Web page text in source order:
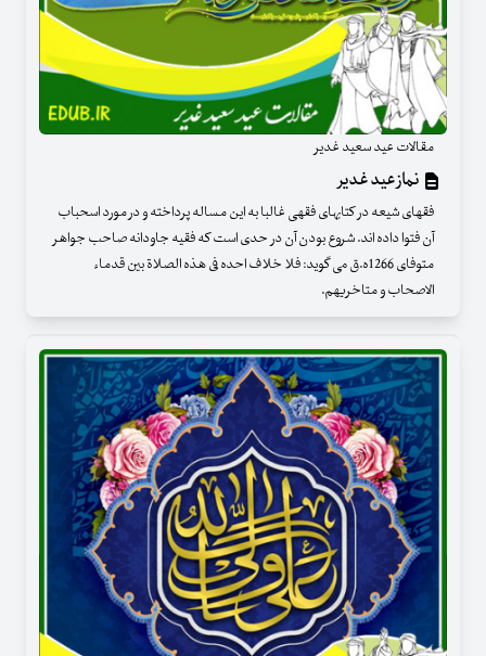
مقالات عید سعید غدیر
نماز عید غدیر
فقهای شیعه در کتابهای فقهی غالبا به این مساله پرداخته و در مورد اسحباب
آن فتوا داده اند. شروع بودن آن در حدی است که فقیه جاودانه صاحب جواهر
متوفای 1266ه.ق می گوید: فلا خلاف احده فی هذه الصلاة بین قدماء
الاصحاب و متاخریهم.